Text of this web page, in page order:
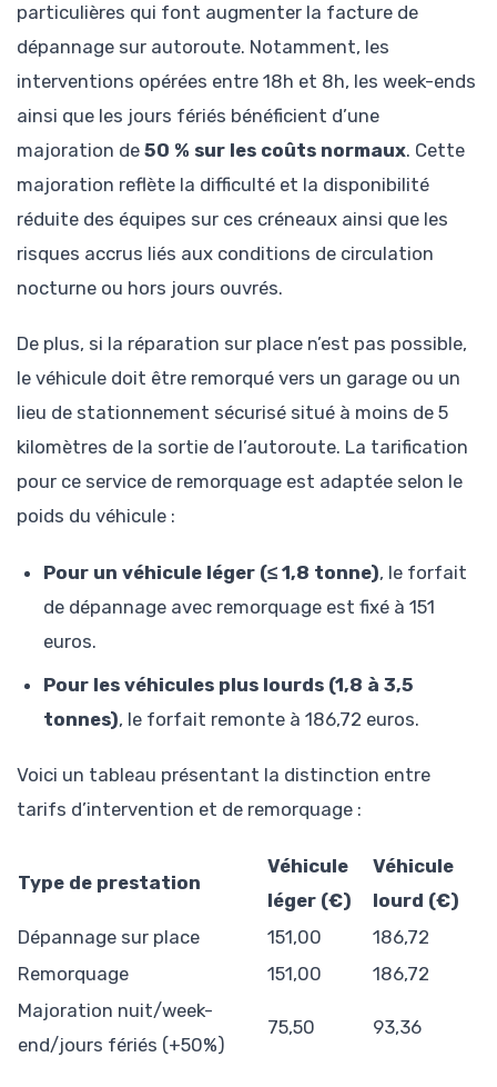
particulières qui font augmenter la facture de
dépannage sur autoroute. Notamment, les
interventions opérées entre 18h et 8h, les week-ends
ainsi que les jours fériés bénéficient d’une
majoration de 50 % sur les coûts normaux. Cette
majoration reflète la difficulté et la disponibilité
réduite des équipes sur ces créneaux ainsi que les
risques accrus liés aux conditions de circulation
nocturne ou hors jours ouvrés.
De plus, si la réparation sur place n’est pas possible,
le véhicule doit être remorqué vers un garage ou un
lieu de stationnement sécurisé situé à moins de 5
kilomètres de la sortie de l’autoroute. La tarification
pour ce service de remorquage est adaptée selon le
poids du véhicule :
Pour un véhicule léger (≤ 1,8 tonne), le forfait
de dépannage avec remorquage est fixé à 151
euros.
Pour les véhicules plus lourds (1,8 à 3,5
tonnes), le forfait remonte à 186,72 euros.
Voici un tableau présentant la distinction entre
tarifs d’intervention et de remorquage :
Type de prestation
Véhicule
léger (€)
Véhicule
lourd (€)
Dépannage sur place
151,00
186,72
Remorquage
151,00
186,72
Majoration nuit/week-
end/jours fériés (+50%)
75,50 93,36